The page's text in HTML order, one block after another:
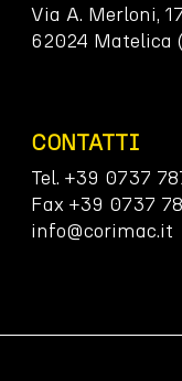
Via A. Merloni,
62024 Matelica
CONTATTI
Tel. +39 0737
Fax +39 0737
info@corimac.it